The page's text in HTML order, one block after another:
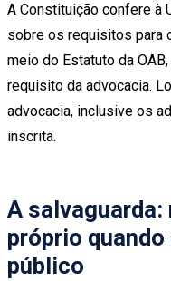
A Constituição confere à
sobre os requisitos para
meio do Estatuto da
requisito da advocacia.
advocacia, inclusive os
inscrita.
A
próprio
público